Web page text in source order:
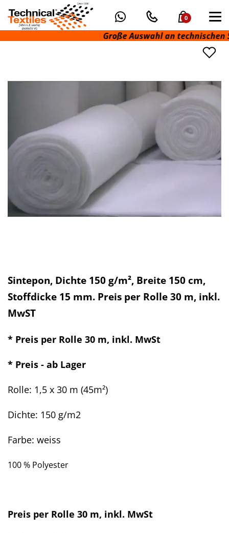
0
Große Auswahl an technischen
Sintepon, Dichte 150 g/m², Breite 150 cm,
Stoffdicke 15 mm. Preis per Rolle 30 m, inkl.
MwST
* Preis per Rolle 30 m, inkl. MwSt
* Preis - ab Lager
Rolle: 1,5 x 30 m (45m²)
Dichte: 150 g/m2
Farbe: weiss
100 % Polyester
Preis per Rolle 30 m, inkl. MwSt